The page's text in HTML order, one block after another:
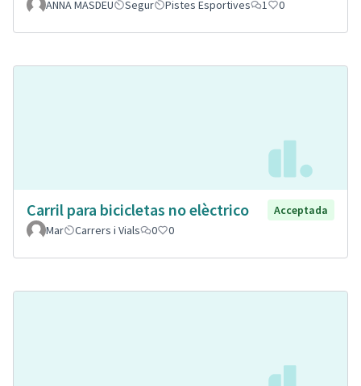
ANNA MASDEU Segur Pistes Esportives 1 0
Carril para bicicletas no elèctrico
Acceptada
Mar
Carrers i Vials 0 0